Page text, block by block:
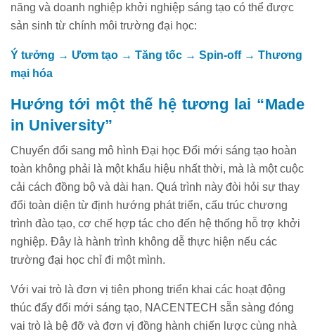
năng và doanh nghiệp khởi nghiệp sáng tạo có thể được
sản sinh từ chính môi trường đại học:
Ý tưởng → Ươm tạo → Tăng tốc → Spin-off → Thương
mại hóa
Hướng tới một thế hệ tương lai “Made
in University”
Chuyển đổi sang mô hình Đại học Đổi mới sáng tạo hoàn
toàn không phải là một khẩu hiệu nhất thời, mà là một cuộc
cải cách đồng bộ và dài hạn. Quá trình này đòi hỏi sự thay
đổi toàn diện từ định hướng phát triển, cấu trúc chương
trình đào tạo, cơ chế hợp tác cho đến hệ thống hỗ trợ khởi
nghiệp. Đây là hành trình không dễ thực hiện nếu các
trường đại học chỉ đi một mình.
Với vai trò là đơn vị tiên phong triển khai các hoạt động
thúc đẩy đổi mới sáng tạo, NACENTECH sẵn sàng đóng
vai trò là bệ đỡ và đơn vị đồng hành chiến lược cùng nhà